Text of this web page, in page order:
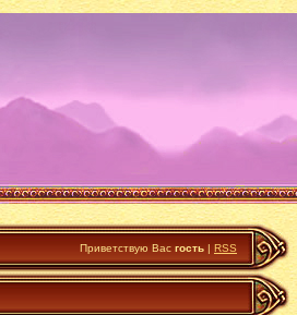
Приветствую Вас гость | RSS